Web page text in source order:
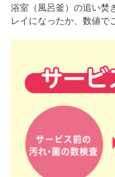
浴室（風呂釜）の追い焚
レイになったか、数値で